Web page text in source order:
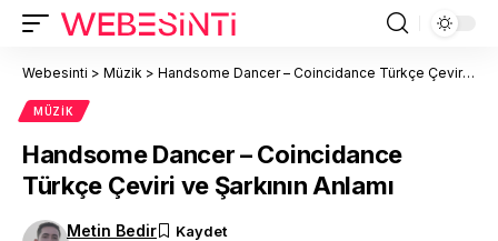
Webesinti > Müzik > Handsome Dancer – Coincidance Türkçe Çeviri ve Şarkının Anlamı
MÜZIK
Handsome Dancer – Coincidance
Türkçe Çeviri ve Şarkının Anlamı
Metin Bedir